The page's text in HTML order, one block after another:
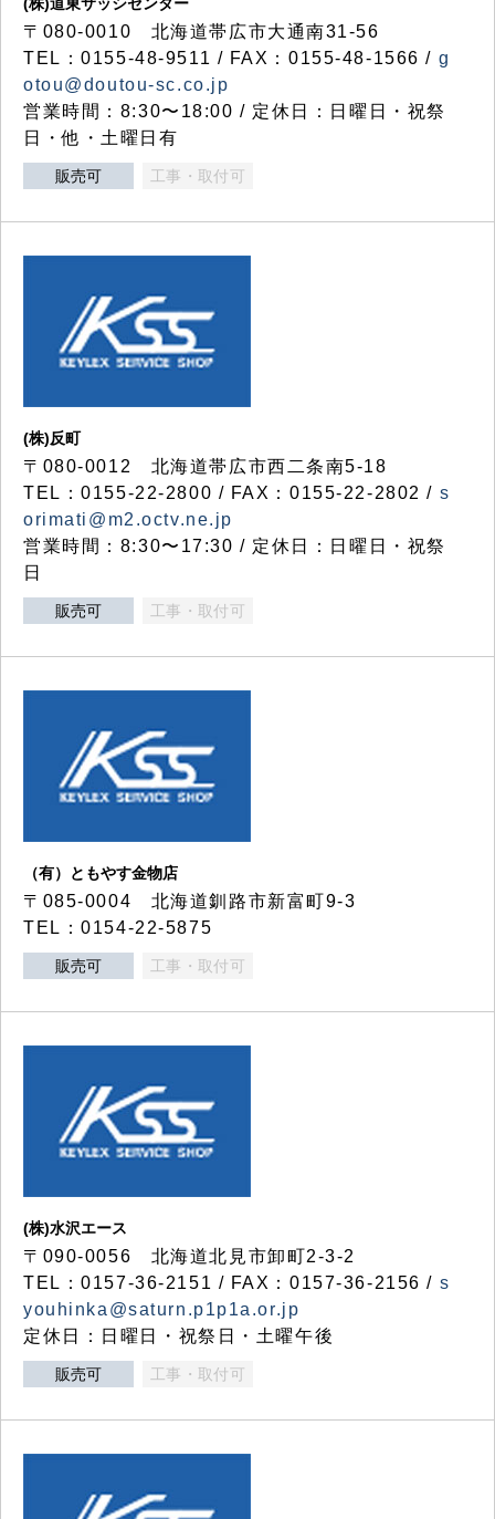
〒080-0010 北海道帯広市大通南31-56
TEL：0155-48-9511 / FAX：0155-48-1566 / g
otou@doutou-sc.co.jp
営業時間：8:30〜18:00 / 定休日：日曜日・祝祭
日・他・土曜日有
販売可 工事・取付可
(株)反町
〒080-0012 北海道帯広市西二条南5-18
TEL：0155-22-2800 / FAX：0155-22-2802 / s
orimati@m2.octv.ne.jp
営業時間：8:30〜17:30 / 定休日：日曜日・祝祭
日
販売可 工事・取付可
（有）ともやす金物店
〒085-0004 北海道釧路市新富町9-3
TEL：0154-22-5875
販売可 工事・取付可
(株)水沢エース
〒090-0056 北海道北見市卸町2-3-2
TEL：0157-36-2151 / FAX：0157-36-2156 / s
youhinka@saturn.p1p1a.or.jp
定休日：日曜日・祝祭日・土曜午後
販売可 工事・取付可